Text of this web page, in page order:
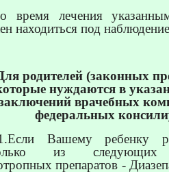
время лечения
находиться под
родителей (законных
нуждаются в
врачебных
федеральных
Вашему ребенку
из следующих
препаратов -